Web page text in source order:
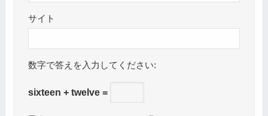
サイト
数字で答えを入力してください:
sixteen + twelve =